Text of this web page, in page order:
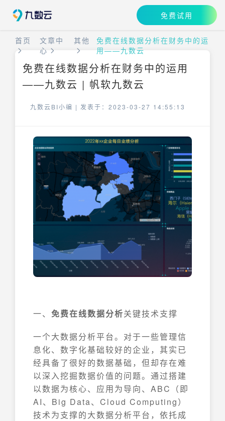
免费试用
首页
文章中
心
其他
免费在线数据分析在财务中的运
用——九数云
免费在线数据分析在财务中的运用
——九数云 | 帆软九数云
九数云BI小编 | 发表于：2023-03-27 14:55:13
一、 免费在线数据分析关键技术支撑
一个大数据分析平台。对于一些管理信
息化、数字化基础较好的企业，其实已
经具备了很好的数据基础，但却存在难
以深入挖掘数据价值的问题。通过搭建
以数据为核心、应用为导向、ABC（即
AI、Big Data、Cloud Computing）
技术为支撑的大数据分析平台，依托成